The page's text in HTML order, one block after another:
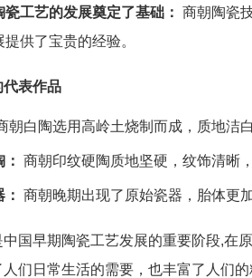
瓷工艺的发展奠定了基础： 商朝陶瓷
供了宝贵的经验。
代表作品
朝白陶选用高岭土烧制而成，质地洁
商朝印纹硬陶质地坚硬，纹饰清晰
商朝晚期出现了原始瓷器，胎体更
国早期陶瓷工艺发展的重要阶段,在
人们日常生活的需要，也丰富了人们